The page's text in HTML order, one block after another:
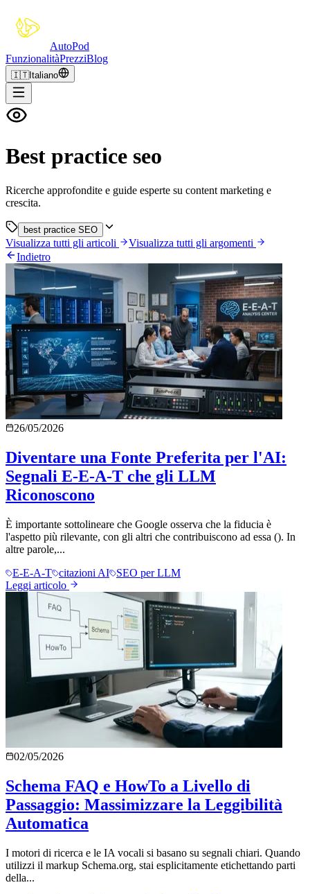
AutoPod
FunzionalitàPrezziBlog
🇮🇹Italiano
Best practice seo
Ricerche approfondite e guide esperte su content marketing e
crescita.
best practice SEO
Visualizza tutti gli articoli
Visualizza tutti gli argomenti
Indietro
26/05/2026
Diventare una Fonte Preferita per l'AI:
Segnali E-E-A-T che gli LLM
Riconoscono
È importante sottolineare che Google osserva che la fiducia è
l'aspetto più rilevante, con gli altri che contribuiscono ad essa (). In
altre parole,...
E-E-A-T citazioni AI
SEO per LLM
Leggi articolo
02/05/2026
Schema FAQ e HowTo a Livello di
Passaggio: Massimizzare la Leggibilità
Automatica
I motori di ricerca e le IA vocali si basano su segnali chiari. Quando
utilizzi il markup Schema.org, stai esplicitamente etichettando parti
della...